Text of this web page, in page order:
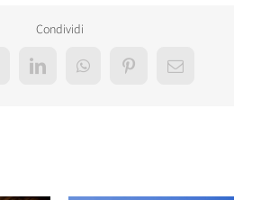
Condividi
LinkedInWhatsAppPinterestEmail